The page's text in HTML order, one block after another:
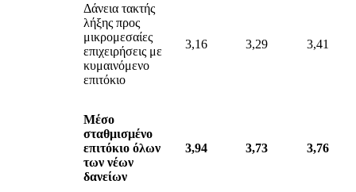
Δάνεια τακτής
λήξης προς
μικρομεσαίες
επιχειρήσεις με
κυμαινόμενο
επιτόκιο
3,16 3,29 3,41
Μέσο
σταθμισμένο
επιτόκιο όλων
των νέων
δανείων
3,94 3,73 3,76